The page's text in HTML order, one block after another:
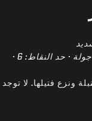
وقت المباراة: دقيقتان لكل جولة · حد النقاط: 6 ·
ونزع فتيلها. لا توجد